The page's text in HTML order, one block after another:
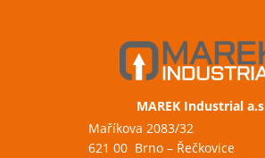
MAREK Industrial a.s
Maříkova 2083/32
621 00 Brno – Řečkovice